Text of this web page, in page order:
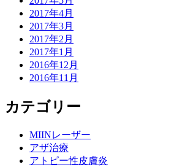
2017年4月
2017年3月
2017年2月
2017年1月
2016年12月
2016年11月
カテゴリー
MIINレーザー
アザ治療
アトピー性皮膚炎